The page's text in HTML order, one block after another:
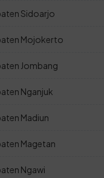
Sidoarjo
Mojokerto
Jombang
Nganjuk
Madiun
Magetan
Ngawi